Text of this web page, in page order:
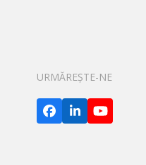
URMĂREȘTE-NE
Facebook
LinkedInYouTube